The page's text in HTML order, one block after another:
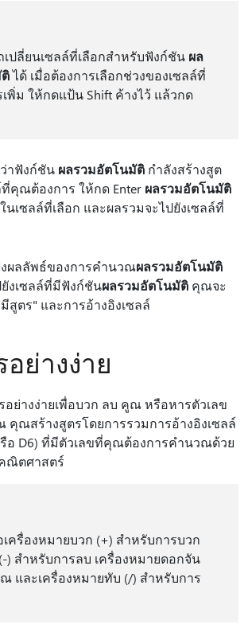
ปลี่ยนเซลล์ที่เลือกสําหรับฟังก์ชัน ผล
ได้ เมื่อต้องการเลือกช่วงของเซลล์ที่
พิ่ม ให้กดแป้น Shift ค้างไว้ แล้วกด
าฟังก์ชัน ผลรวมอัตโนมัติ กําลังสร้างสูต
คุณต้องการ ให้กด Enter ผลรวมอัตโนมัติ
นเซลล์ที่เลือก และผลรวมจะไปยังเซลล์ที่
งผลลัพธ์ของการคํานวณผลรวมอัตโนมัติ
งเซลล์ที่มีฟังก์ชันผลรวมอัตโนมัติ คุณจะ
สูตร" และการอ้างอิงเซลล์
ย่างง่าย
ย่างง่ายเพื่อบวก ลบ คูณ หรือหารตัวเลข
ณสร้างสูตรโดยการรวมการอ้างอิงเซลล์
รือ D6) ที่มีตัวเลขที่คุณต้องการคํานวณด้วย
ณิตศาสตร์
ครื่องหมายบวก (+) สําหรับการบวก
) สําหรับการลบ เครื่องหมายดอกจัน
และเครื่องหมายทับ (/) สําหรับการ